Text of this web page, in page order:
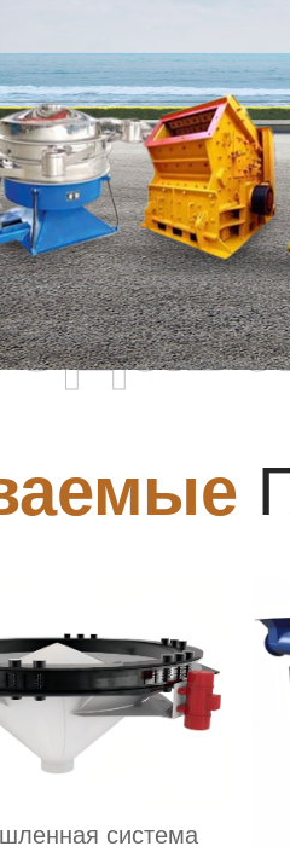
система